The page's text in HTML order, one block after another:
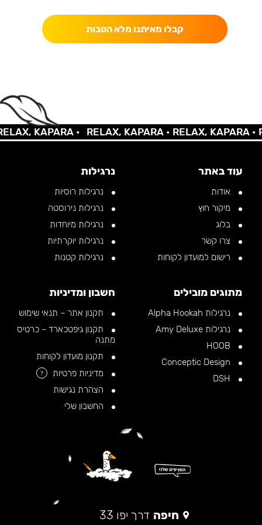
קבלו מאיתנו מלא הטבות
KAPARA • RELAX, KAPARA •RELAX, KAPARA •
עוד באתר
אודות
מיקור חוץ
בלוג
צרו קשר
רישום למועדון לקוחות
נרגילות
נרגילות רוסיות
נרגילות נירוסטה
נרגילות מיוחדות
נרגילות יוקרתיות
נרגילות קטנות
מתוגים מובילים
נרגילות Alpha Hookah
נרגילות Amy Deluxe
חשבון ומדיניות
תקנון אתר – תנאי שימוש
תקנון גיפטכארד – כרטיס
מתנה
תקנון מועדון לקוחות
מדיניות פרטיות
?
הצהרת נגישות
החשבון שלי
חיפה דרך יפו 33